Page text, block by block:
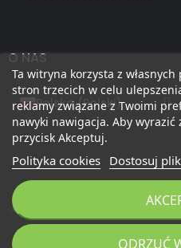
Ta witryna korzysta z
stron trzecich w celu
reklamy związane z Twoimi
nawyki nawigacja. Aby
przycisk Akceptuj.
Polityka cookies Dostosuj
ODRZUĆ
O NAS
Copyright 2026 © zigbuy.pl.